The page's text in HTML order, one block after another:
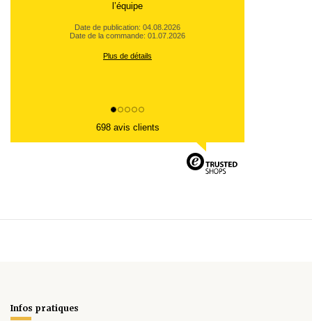
l’équipe
Date de publication: 04.08.2026
Date de la commande: 01.07.2026
Plus de détails
698 avis clients
Infos pratiques